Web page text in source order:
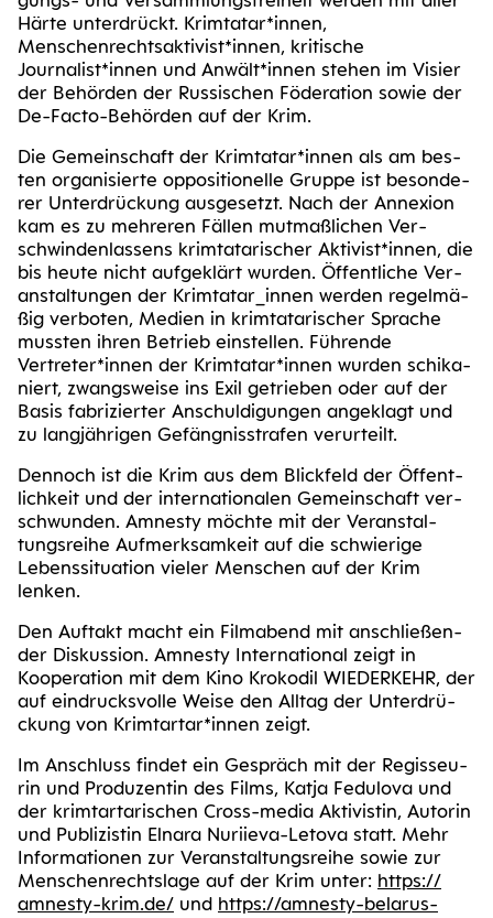
Här­te unter­drückt. Krimtatar*innen,
Menschenrechtsaktivist*innen, kri­ti­sche
Journalist*innen und Anwält*innen ste­hen im Visier
der Behör­den der Rus­si­schen Föde­ra­ti­on sowie der
De-Fac­to-Behör­den auf der Krim.
Die Gemein­schaft der Krimtatar*innen als am bes­
ten orga­ni­sier­te oppo­si­tio­nel­le Grup­pe ist beson­de­
rer Unter­drü­ckung aus­ge­setzt. Nach der Anne­xi­on
kam es zu meh­re­ren Fäl­len mut­maß­li­chen Ver­
schwin­den­las­sens krim­ta­ta­ri­scher Aktivist*innen, die
bis heu­te nicht auf­ge­klärt wur­den. Öffent­li­che Ver­
an­stal­tun­gen der Krimtatar_​innen wer­den regel­mä­
ßig ver­bo­ten, Medi­en in krim­ta­ta­ri­scher Spra­che
muss­ten ihren Betrieb ein­stel­len. Füh­ren­de
Vertreter*innen der Krimtatar*innen wur­den schi­ka­
niert, zwangs­wei­se ins Exil getrie­ben oder auf der
Basis fabri­zier­ter Anschul­di­gun­gen ange­klagt und
zu lang­jäh­ri­gen Gefäng­nis­stra­fen verurteilt.
Den­noch ist die Krim aus dem Blick­feld der Öffent­
lich­keit und der inter­na­tio­na­len Gemein­schaft ver­
schwun­den. Amnes­ty möch­te mit der Ver­an­stal­
tungs­rei­he Auf­merk­sam­keit auf die schwie­ri­ge
Lebens­si­tua­ti­on vie­ler Men­schen auf der Krim
lenken.
Den Auf­takt macht ein Film­abend mit anschlie­ßen­
der Dis­kus­si­on. Amnes­ty Inter­na­tio­nal zeigt in
Koope­ra­ti­on mit dem Kino Kro­ko­dil WIE­DER­KEHR, der
auf ein­drucks­vol­le Wei­se den All­tag der Unter­drü­
ckung von Krimtartar*innen zeigt.
Im Anschluss fin­det ein Gespräch mit der Regis­seu­
rin und Pro­du­zen­tin des Films, Kat­ja Fedul­o­va und
der krimtar­ta­ri­schen Cross-media Akti­vis­tin, Autorin
und Publi­zis­tin Eln­a­ra Nuri­ie­va-Leto­va statt. Mehr
Infor­ma­tio­nen zur Ver­an­stal­tungs­rei­he sowie zur
Men­schen­rechts­la­ge auf der Krim unter: https://​
amnes​ty​-krim​.de/ und https://​amnes​ty​-bela​rus​-